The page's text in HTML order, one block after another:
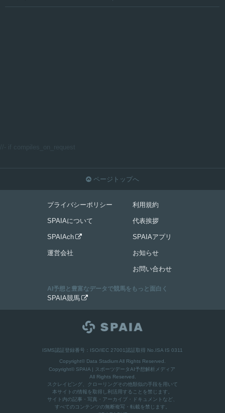
 ページトップへ
プライバシーポリシー
SPAIAについて
SPAIAch 
運営会社
利用規約
代表挨拶
SPAIAアプリ
お知らせ
お問い合わせ
AI予想と豊富なデータで競馬をもっと面白く
SPAIA競馬 
ISMS認証登録番号：ISO/IEC 27001認証取得 No.ISA IS 0311
Copyright© Data Stadium All Rights Reserved.
Copyright© SPAIA | スポーツデータAI予想解析メディア
All Rights Reserved.
スクレイピング、クローリングその他類似の手段を用いて
本サイトの情報を取得し利活用することを禁じます。
サイト内の記事・写真・アーカイブ・ドキュメントなど、
すべてのコンテンツの無断複写・転載を禁じます。